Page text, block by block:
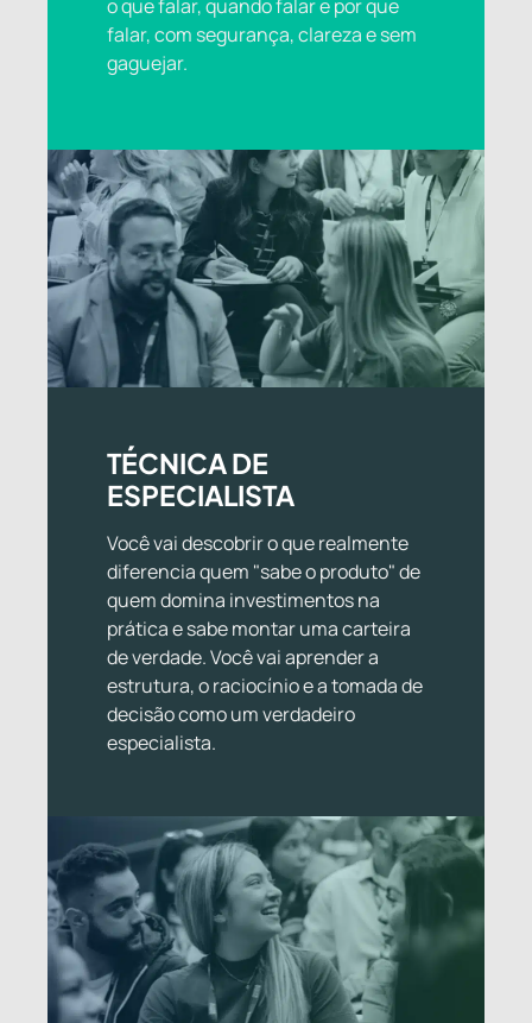
o que falar, quando falar e por que
falar, com segurança, clareza e sem
gaguejar.
TÉCNICA DE
ESPECIALISTA
Você vai descobrir o que realmente
diferencia quem "sabe o produto" de
quem domina investimentos na
prática e sabe montar uma carteira
de verdade. Você vai aprender a
estrutura, o raciocínio e a tomada de
decisão como um verdadeiro
especialista.